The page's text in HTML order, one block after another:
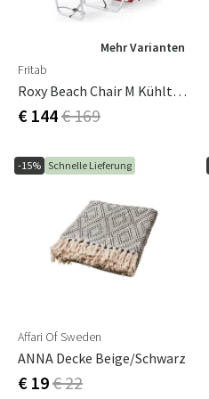
Mehr Varianten
Fritab
Roxy Beach Chair M Kühltasche/Mobile Pocket Rot
€ 144€ 169
-15% Schnelle Lieferung
Affari Of Sweden
ANNA Decke Beige/schwarz
€ 19€ 22